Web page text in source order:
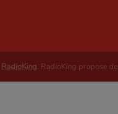
RadioKing. RadioKing propose de